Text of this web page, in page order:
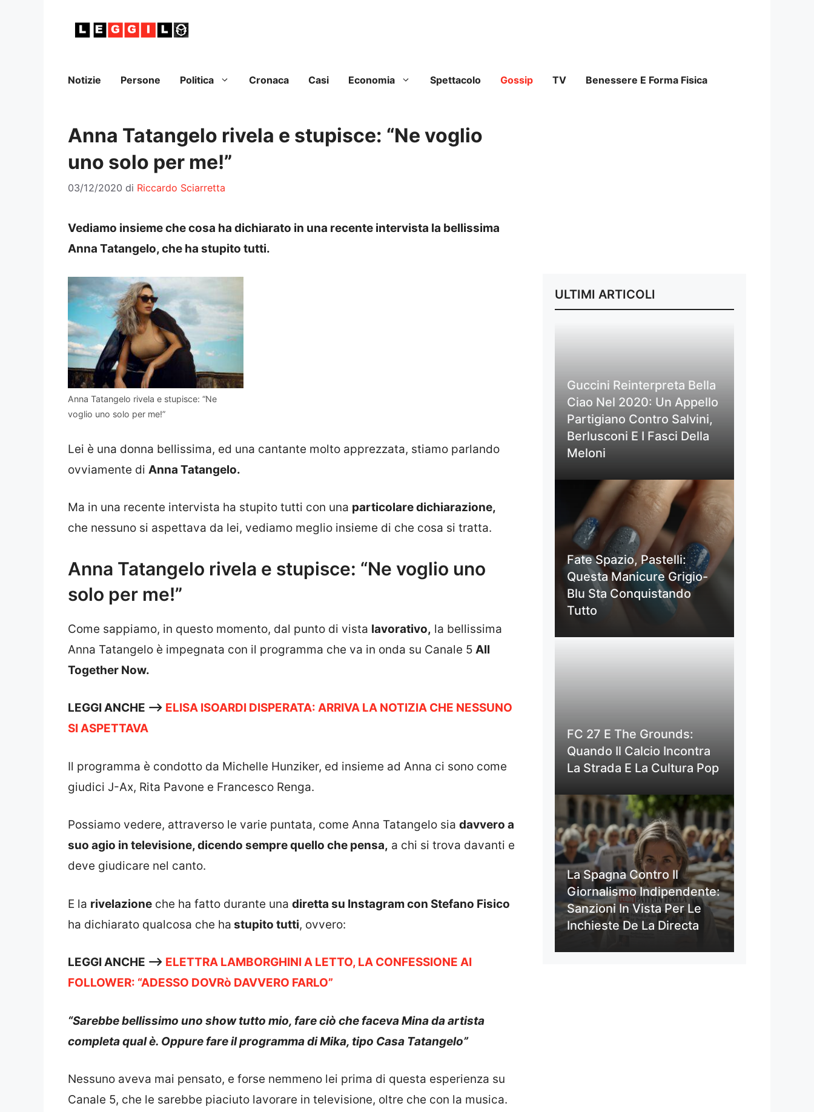
Notizie Persone Politica Cronaca Casi Economia Spettacolo Gossip TV Benessere E Forma Fisica
Anna Tatangelo rivela e stupisce: “Ne voglio
uno solo per me!”
03/12/2020 di Riccardo Sciarretta
Vediamo insieme che cosa ha dichiarato in una recente intervista la bellissima
Anna Tatangelo, che ha stupito tutti.
Anna Tatangelo rivela e stupisce: “Ne
voglio uno solo per me!”
Lei è una donna bellissima, ed una cantante molto apprezzata, stiamo parlando
ovviamente di Anna Tatangelo.
Ma in una recente intervista ha stupito tutti con una particolare dichiarazione,
che nessuno si aspettava da lei, vediamo meglio insieme di che cosa si tratta.
Anna Tatangelo rivela e stupisce: “Ne voglio uno
solo per me!”
Come sappiamo, in questo momento, dal punto di vista lavorativo, la bellissima
Anna Tatangelo è impegnata con il programma che va in onda su Canale 5 All
Together Now.
LEGGI ANCHE —-> ELISA ISOARDI DISPERATA: ARRIVA LA NOTIZIA CHE NESSUNO
SI ASPETTAVA
Il programma è condotto da Michelle Hunziker, ed insieme ad Anna ci sono come
giudici J-Ax, Rita Pavone e Francesco Renga.
Possiamo vedere, attraverso le varie puntata, come Anna Tatangelo sia davvero a
suo agio in televisione, dicendo sempre quello che pensa, a chi si trova davanti e
deve giudicare nel canto.
E la rivelazione che ha fatto durante una diretta su Instagram con Stefano Fisico
ha dichiarato qualcosa che ha stupito tutti, ovvero:
LEGGI ANCHE —-> ELETTRA LAMBORGHINI A LETTO, LA CONFESSIONE AI
FOLLOWER: “ADESSO DOVRò DAVVERO FARLO”
“Sarebbe bellissimo uno show tutto mio, fare ciò che faceva Mina da artista
completa qual è. Oppure fare il programma di Mika, tipo Casa Tatangelo”
Nessuno aveva mai pensato, e forse nemmeno lei prima di questa esperienza su
Canale 5, che le sarebbe piaciuto lavorare in televisione, oltre che con la musica.
ULTIMI ARTICOLI
Guccini Reinterpreta Bella
Ciao Nel 2020: Un Appello
Partigiano Contro Salvini,
Berlusconi E I Fasci Della
Meloni
Fate Spazio, Pastelli:
Questa Manicure Grigio-
Blu Sta Conquistando
Tutto
FC 27 E The Grounds:
Quando Il Calcio Incontra
La Strada E La Cultura Pop
La Spagna Contro Il
Giornalismo Indipendente:
Sanzioni In Vista Per Le
Inchieste De La Directa